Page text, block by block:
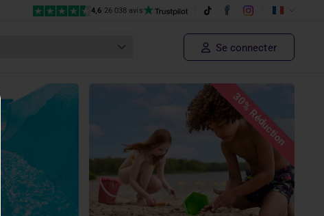
4,6 26 038 avis
Se connecter
30% Réduction